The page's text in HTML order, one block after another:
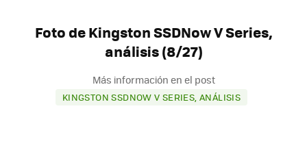
Foto de Kingston SSDNow V Series,
análisis (8/27)
Más información en el post
KINGSTON SSDNOW V SERIES, ANÁLISIS